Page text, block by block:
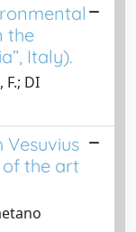
the
Italy).
F.; DI
the art